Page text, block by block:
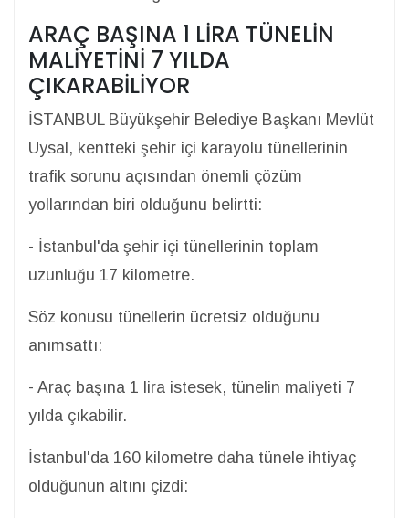
ARAÇ BAŞINA 1 LİRA TÜNELİN
MALİYETİNİ 7 YILDA
ÇIKARABİLİYOR
İSTANBUL Büyükşehir Belediye Başkanı Mevlüt
Uysal, kentteki şehir içi karayolu tünellerinin
trafik sorunu açısından önemli çözüm
yollarından biri olduğunu belirtti:
- İstanbul'da şehir içi tünellerinin toplam
uzunluğu 17 kilometre.
Söz konusu tünellerin ücretsiz olduğunu
anımsattı:
- Araç başına 1 lira istesek, tünelin maliyeti 7
yılda çıkabilir.
İstanbul'da 160 kilometre daha tünele ihtiyaç
olduğunun altını çizdi: